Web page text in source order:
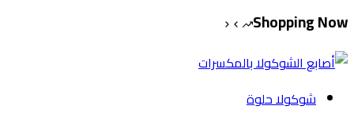
Shopping Now
شوكولا حلوة